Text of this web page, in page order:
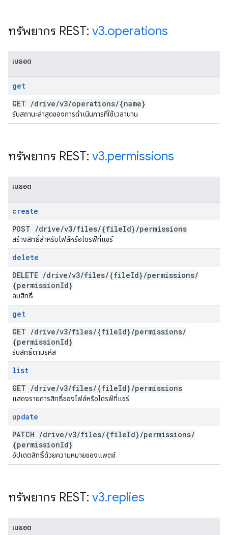
ทรัพยากร REST: v3.operations
เมธอด
get
GET /drive/v3/operations/{name}
รับสถานะล่าสุดของการดำเนินการที่ใช้เวลานาน
ทรัพยากร REST: v3.permissions
เมธอด
create
POST /drive/v3/files/{fileId}/permissions
สร้างสิทธิ์สำหรับไฟล์หรือไดรฟ์ที่แชร์
delete
DELETE /drive/v3/files/{fileId}/permissions/
{permissionId}
ลบสิทธิ์
get
GET /drive/v3/files/{fileId}/permissions/
{permissionId}
รับสิทธิ์ตามรหัส
list
GET /drive/v3/files/{fileId}/permissions
แสดงรายการสิทธิ์ของไฟล์หรือไดรฟ์ที่แชร์
update
PATCH /drive/v3/files/{fileId}/permissions/
{permissionId}
อัปเดตสิทธิ์ด้วยความหมายของแพตช์
ทรัพยากร REST: v3.replies
เมธอด